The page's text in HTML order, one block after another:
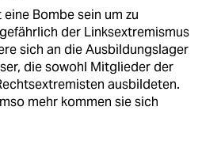
Bombe sein um zu
der Linksextremismus
sich an die Ausbildungslager
die sowohl Mitglieder der
ausbildeten.
mehr kommen sie sich